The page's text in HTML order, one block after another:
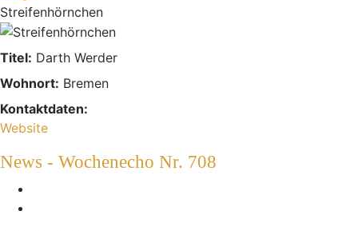
Streifenhörnchen
Titel: Darth Werder
Wohnort: Bremen
Kontaktdaten:
Kontaktdaten von M4gic
Website
News - Wochenecho Nr. 708